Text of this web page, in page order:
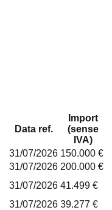
Data ref.
Import
(sense
IVA)
31/07/2026 150.000 €
31/07/2026 200.000 €
31/07/2026 41.499 €
31/07/2026 39.277 €